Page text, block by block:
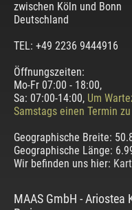
zwischen Köln und Bonn
Deutschland
TEL: +49 2236 9444916
Öffnungszeiten:
Mo-Fr 07:00 - 18:00,
Sa: 07:00-14:00, Um
Samstags einen Termin
Geographische Breite:
Geographische Länge:
Wir befinden uns hier:
MAAS GmbH -Ariostea